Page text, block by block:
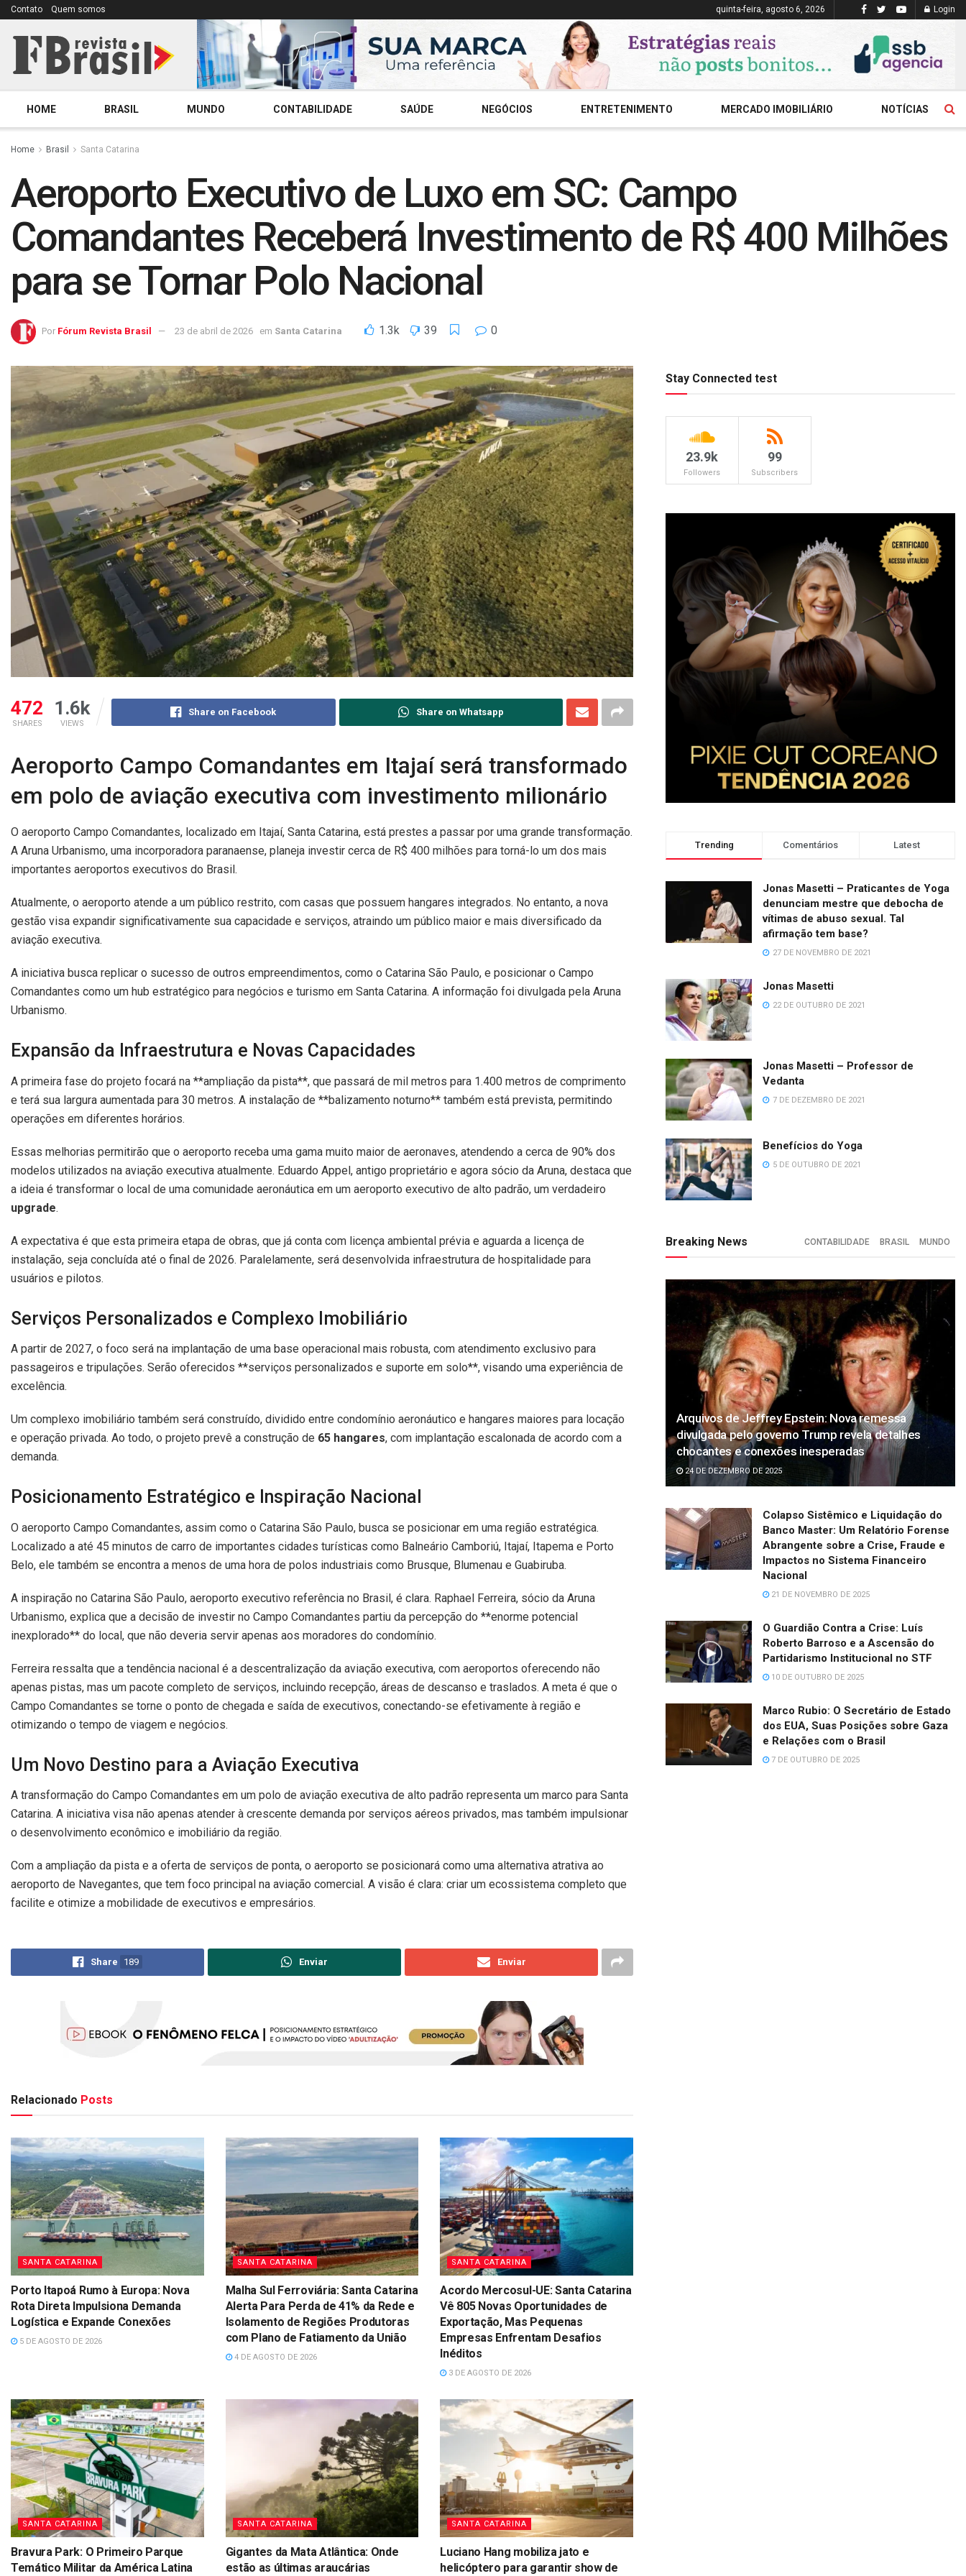
Contato Quem somos quinta-feira, agosto 6, 2026 Login
HOME BRASIL MUNDO CONTABILIDADE SAÚDE NEGÓCIOS ENTRETENIMENTO MERCADO IMOBILIÁRIO NOTÍCIAS
Home Brasil Santa Catarina
Aeroporto Executivo de Luxo em SC: Campo
Comandantes Receberá Investimento de R$ 400 Milhões
para se Tornar Polo Nacional
Por Fórum Revista Brasil 23 de abril de 2026 em Santa Catarina 1.3k 39 0
472
SHARES
1.6k
VIEWS
Share on Facebook Share on Whatsapp
Aeroporto Campo Comandantes em Itajaí será transformado
em polo de aviação executiva com investimento milionário
O aeroporto Campo Comandantes, localizado em Itajaí, Santa Catarina, está prestes a passar por uma grande transformação.
A Aruna Urbanismo, uma incorporadora paranaense, planeja investir cerca de R$ 400 milhões para torná-lo um dos mais
importantes aeroportos executivos do Brasil.
Atualmente, o aeroporto atende a um público restrito, com casas que possuem hangares integrados. No entanto, a nova
gestão visa expandir significativamente sua capacidade e serviços, atraindo um público maior e mais diversificado da
aviação executiva.
A iniciativa busca replicar o sucesso de outros empreendimentos, como o Catarina São Paulo, e posicionar o Campo
Comandantes como um hub estratégico para negócios e turismo em Santa Catarina. A informação foi divulgada pela Aruna
Urbanismo.
Expansão da Infraestrutura e Novas Capacidades
A primeira fase do projeto focará na **ampliação da pista**, que passará de mil metros para 1.400 metros de comprimento
e terá sua largura aumentada para 30 metros. A instalação de **balizamento noturno** também está prevista, permitindo
operações em diferentes horários.
Essas melhorias permitirão que o aeroporto receba uma gama muito maior de aeronaves, atendendo a cerca de 90% dos
modelos utilizados na aviação executiva atualmente. Eduardo Appel, antigo proprietário e agora sócio da Aruna, destaca que
a ideia é transformar o local de uma comunidade aeronáutica em um aeroporto executivo de alto padrão, um verdadeiro
upgrade.
A expectativa é que esta primeira etapa de obras, que já conta com licença ambiental prévia e aguarda a licença de
instalação, seja concluída até o final de 2026. Paralelamente, será desenvolvida infraestrutura de hospitalidade para
usuários e pilotos.
Serviços Personalizados e Complexo Imobiliário
A partir de 2027, o foco será na implantação de uma base operacional mais robusta, com atendimento exclusivo para
passageiros e tripulações. Serão oferecidos **serviços personalizados e suporte em solo**, visando uma experiência de
excelência.
Um complexo imobiliário também será construído, dividido entre condomínio aeronáutico e hangares maiores para locação
e operação privada. Ao todo, o projeto prevê a construção de 65 hangares, com implantação escalonada de acordo com a
demanda.
Posicionamento Estratégico e Inspiração Nacional
O aeroporto Campo Comandantes, assim como o Catarina São Paulo, busca se posicionar em uma região estratégica.
Localizado a até 45 minutos de carro de importantes cidades turísticas como Balneário Camboriú, Itajaí, Itapema e Porto
Belo, ele também se encontra a menos de uma hora de polos industriais como Brusque, Blumenau e Guabiruba.
A inspiração no Catarina São Paulo, aeroporto executivo referência no Brasil, é clara. Raphael Ferreira, sócio da Aruna
Urbanismo, explica que a decisão de investir no Campo Comandantes partiu da percepção do **enorme potencial
inexplorado** do local, que não deveria servir apenas aos moradores do condomínio.
Ferreira ressalta que a tendência nacional é a descentralização da aviação executiva, com aeroportos oferecendo não
apenas pistas, mas um pacote completo de serviços, incluindo recepção, áreas de descanso e traslados. A meta é que o
Campo Comandantes se torne o ponto de chegada e saída de executivos, conectando-se efetivamente à região e
otimizando o tempo de viagem e negócios.
Um Novo Destino para a Aviação Executiva
A transformação do Campo Comandantes em um polo de aviação executiva de alto padrão representa um marco para Santa
Catarina. A iniciativa visa não apenas atender à crescente demanda por serviços aéreos privados, mas também impulsionar
o desenvolvimento econômico e imobiliário da região.
Com a ampliação da pista e a oferta de serviços de ponta, o aeroporto se posicionará como uma alternativa atrativa ao
aeroporto de Navegantes, que tem foco principal na aviação comercial. A visão é clara: criar um ecossistema completo que
facilite e otimize a mobilidade de executivos e empresários.
Share 189 Enviar Enviar
Relacionado Posts
SANTA CATARINA
Porto Itapoá Rumo à Europa: Nova
Rota Direta Impulsiona Demanda
Logística e Expande Conexões
5 DE AGOSTO DE 2026
SANTA CATARINA
Malha Sul Ferroviária: Santa Catarina
Alerta Para Perda de 41% da Rede e
Isolamento de Regiões Produtoras
com Plano de Fatiamento da União
4 DE AGOSTO DE 2026
SANTA CATARINA
Acordo Mercosul-UE: Santa Catarina
Vê 805 Novas Oportunidades de
Exportação, Mas Pequenas
Empresas Enfrentam Desafios
Inéditos
3 DE AGOSTO DE 2026
SANTA CATARINA
Bravura Park: O Primeiro Parque
Temático Militar da América Latina
SANTA CATARINA
Gigantes da Mata Atlântica: Onde
estão as últimas araucárias
SANTA CATARINA
Luciano Hang mobiliza jato e
helicóptero para garantir show de
Stay Connected test
23.9k
Followers
99
Subscribers
Trending Comentários Latest
Jonas Masetti – Praticantes de Yoga
denunciam mestre que debocha de
vítimas de abuso sexual. Tal
afirmação tem base?
27 DE NOVEMBRO DE 2021
Jonas Masetti
22 DE OUTUBRO DE 2021
Jonas Masetti – Professor de
Vedanta
7 DE DEZEMBRO DE 2021
Benefícios do Yoga
5 DE OUTUBRO DE 2021
Breaking News CONTABILIDADE BRASIL MUNDO
Arquivos de Jeffrey Epstein: Nova remessa
divulgada pelo governo Trump revela detalhes
chocantes e conexões inesperadas
24 DE DEZEMBRO DE 2025
Colapso Sistêmico e Liquidação do
Banco Master: Um Relatório Forense
Abrangente sobre a Crise, Fraude e
Impactos no Sistema Financeiro
Nacional
21 DE NOVEMBRO DE 2025
O Guardião Contra a Crise: Luís
Roberto Barroso e a Ascensão do
Partidarismo Institucional no STF
10 DE OUTUBRO DE 2025
Marco Rubio: O Secretário de Estado
dos EUA, Suas Posições sobre Gaza
e Relações com o Brasil
7 DE OUTUBRO DE 2025